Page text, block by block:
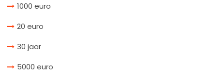
1000 euro
20 euro
30 jaar
5000 euro